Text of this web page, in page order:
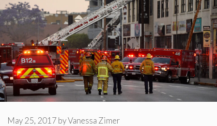
May 25, 2017 byVanessa Zimer